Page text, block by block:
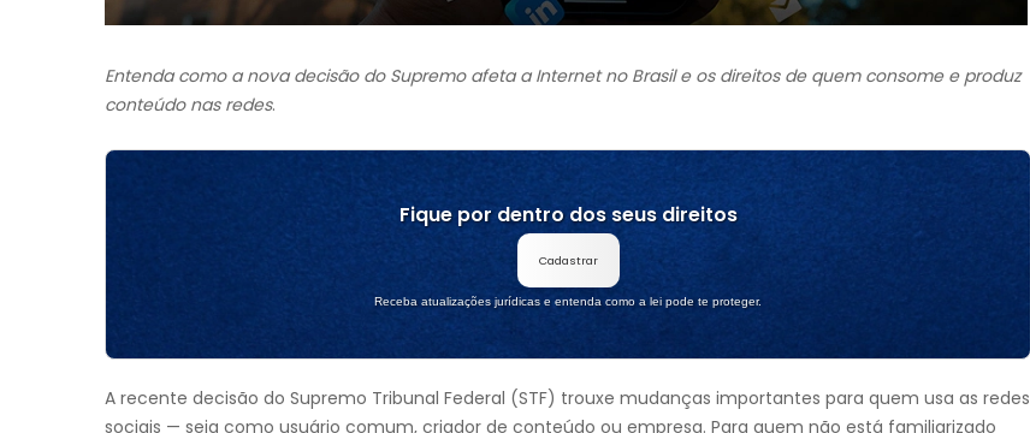
Entenda como a nova decisão do Supremo afeta a Internet no Brasil e os direitos de quem consome e produz
conteúdo nas redes.
Fique por dentro dos seus direitos
Cadastrar
Receba atualizações jurídicas e entenda como a lei pode te proteger.
A recente decisão do Supremo Tribunal Federal (STF) trouxe mudanças importantes para quem usa as redes
sociais — seja como usuário comum, criador de conteúdo ou empresa. Para quem não está familiarizado